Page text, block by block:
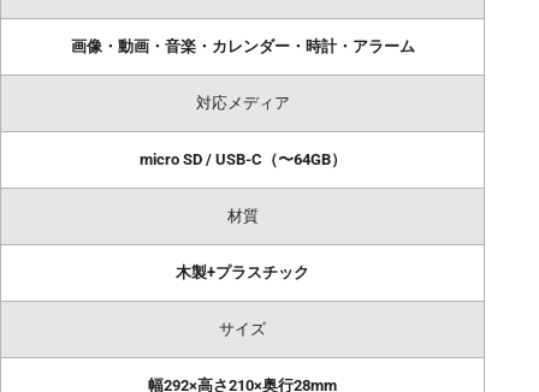
画像・動画・音楽・カレンダー・時計・アラーム
対応メディア
micro SD / USB-C（〜64GB）
材質
木製+プラスチック
サイズ
幅292×高さ210×奥行28mm